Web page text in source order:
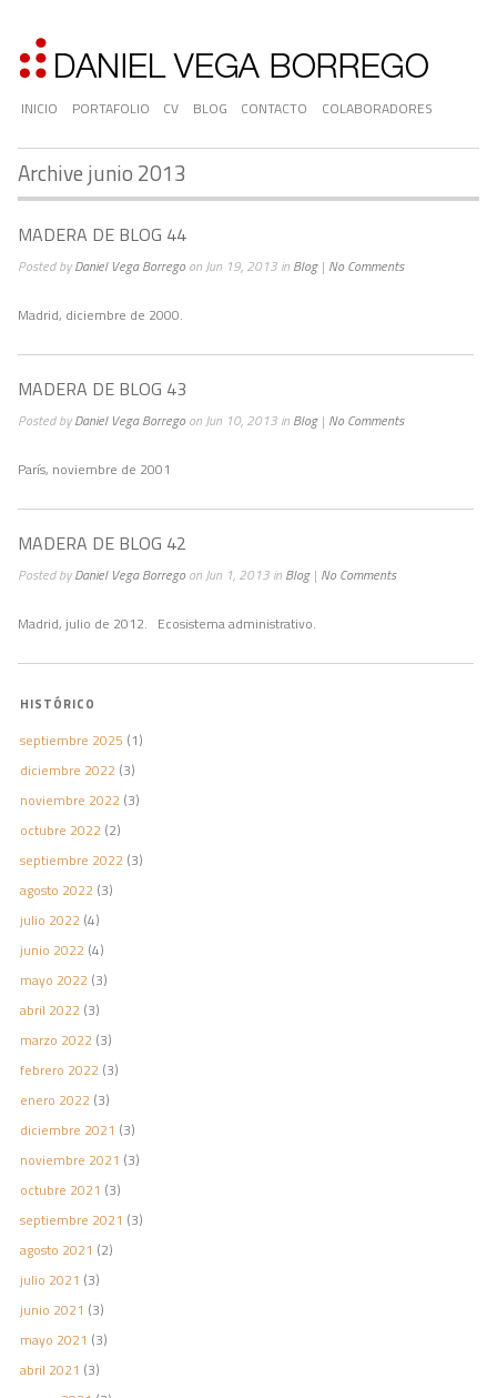
INICIO PORTAFOLIO CV BLOG CONTACTO COLABORADORES
Archive junio 2013
MADERA DE BLOG 44
Posted byDaniel Vega Borrego on Jun 19, 2013 in Blog| No Comments
Madrid, diciembre de 2000.
MADERA DE BLOG 43
Posted byDaniel Vega Borrego on Jun 10, 2013 in Blog| No Comments
París, noviembre de 2001
MADERA DE BLOG 42
Posted byDaniel Vega Borrego on Jun 1, 2013 in Blog| No Comments
Madrid, julio de 2012. Ecosistema administrativo.
HISTÓRICO
septiembre 2025 (1)
diciembre 2022 (3)
noviembre 2022 (3)
octubre 2022 (2)
septiembre 2022 (3)
agosto 2022 (3)
julio 2022 (4)
junio 2022 (4)
mayo 2022 (3)
abril 2022 (3)
marzo 2022 (3)
febrero 2022 (3)
enero 2022 (3)
diciembre 2021 (3)
noviembre 2021 (3)
octubre 2021 (3)
septiembre 2021 (3)
agosto 2021 (2)
julio 2021 (3)
junio 2021 (3)
mayo 2021 (3)
abril 2021 (3)